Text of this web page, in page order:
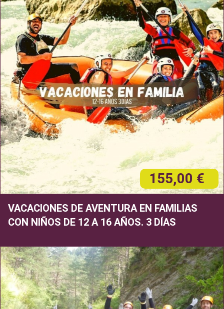
155,00 €
VACACIONES DE AVENTURA EN FAMILIAS
CON NIÑOS DE 12 A 16 AÑOS. 3 DÍAS